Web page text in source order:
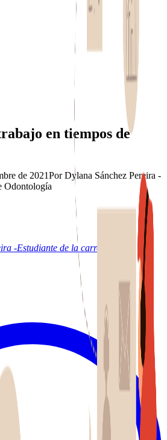
en tiempos de
de 2021Por Dylana Sánchez Pereira -
Odontología
-Estudiante de la carrera de